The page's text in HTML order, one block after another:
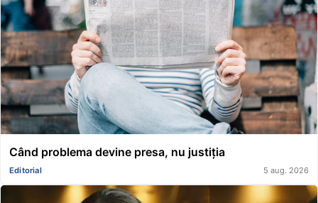
Când problema devine presa, nu justiția
Editorial 5 aug. 2026